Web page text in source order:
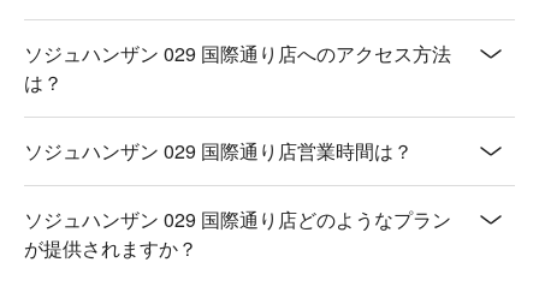
ソジュハンザン 029 国際通り店へのアクセス方法
は？
ソジュハンザン 029 国際通り店営業時間は？
ソジュハンザン 029 国際通り店どのようなプラン
が提供されますか？